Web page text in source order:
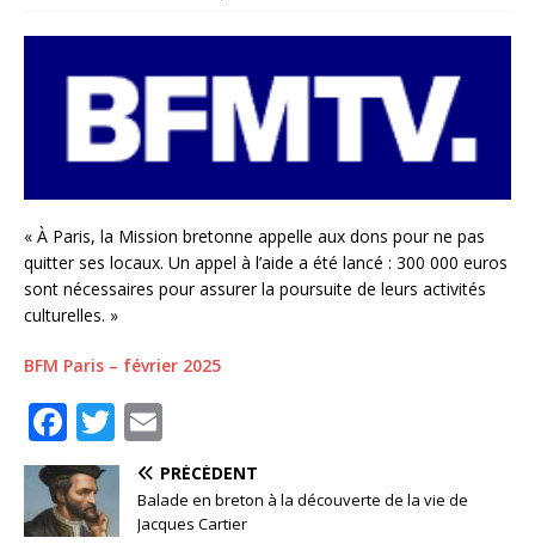
« À Paris, la Mission bretonne appelle aux dons pour ne pas
quitter ses locaux. Un appel à l’aide a été lancé : 300 000 euros
sont nécessaires pour assurer la poursuite de leurs activités
culturelles. »
BFM Paris – février 2025
F
a
c
e
T
w
it
te
m
ai
l
PRÉCÉDENT
Balade en breton à la découverte de la vie de
Jacques Cartier